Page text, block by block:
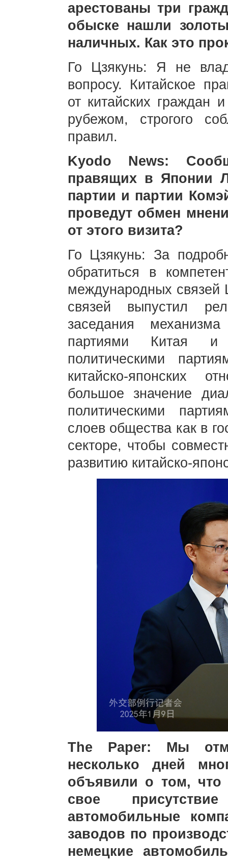
арестованы три
обыске нашли
наличных. Как это
Го Цзякунь: Я не
вопросу. Китайское
от китайских граждан
рубежом, строгого
правил.
Kyodo News:
правящих в Японии
партии и партии
проведут обмен
от этого визита?
Го Цзякунь: За
обратиться в
международных
связей выпустил
заседания
партиями Китая
политическими
китайско-японских
большое значение
политическими
слоев общества как в
секторе, чтобы
развитию китайско-
The Paper: Мы
несколько дней
объявили о том, что
свое
автомобильные
заводов по
немецкие